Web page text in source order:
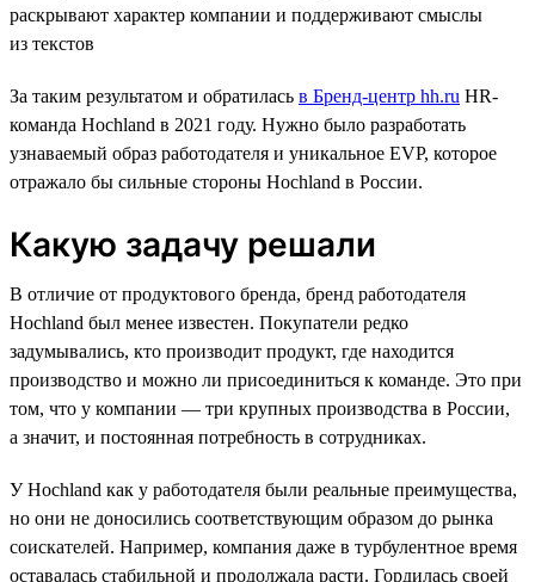
раскрывают характер компании и поддерживают смыслы
из текстов
За таким результатом и обратилась в Бренд-центр hh.ru HR-
команда Hochland в 2021 году. Нужно было разработать
узнаваемый образ работодателя и уникальное EVP, которое
отражало бы сильные стороны Hochland в России.
Какую задачу решали
В отличие от продуктового бренда, бренд работодателя
Hochland был менее известен. Покупатели редко
задумывались, кто производит продукт, где находится
производство и можно ли присоединиться к команде. Это при
том, что у компании — три крупных производства в России,
а значит, и постоянная потребность в сотрудниках.
У Hochland как у работодателя были реальные преимущества,
но они не доносились соответствующим образом до рынка
соискателей. Например, компания даже в турбулентное время
оставалась стабильной и продолжала расти. Гордилась своей